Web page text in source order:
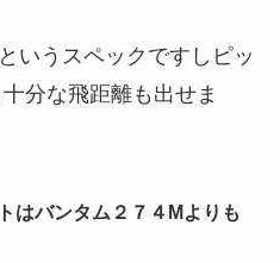
いうスペックですしピッ
分な飛距離も出せま
はバンタム２７４Mよりも